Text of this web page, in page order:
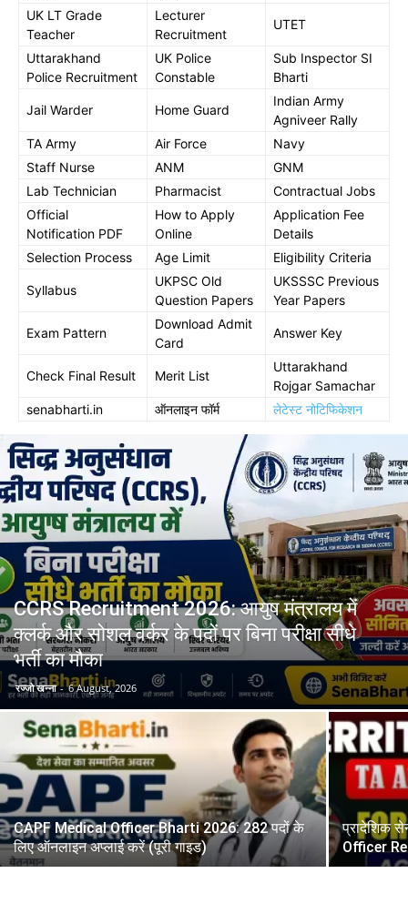
UK LT Grade
Teacher
Lecturer
Recruitment
UTET
Uttarakhand
Police Recruitment
UK Police
Constable
Sub Inspector SI
Bharti
Jail Warder Home Guard
Indian Army
Agniveer Rally
TA Army
Air Force
Navy
Staff Nurse
ANM
GNM
Lab Technician
Pharmacist
Contractual Jobs
Official
Notification PDF
How to Apply
Online
Application Fee
Details
Selection Process
Age Limit Eligibility Criteria
Syllabus
UKPSC Old
Question Papers
UKSSSC Previous
Year Papers
Exam Pattern
Download Admit
Card
Answer Key
Check Final Result Merit List
Uttarakhand
Rojgar Samachar
senabharti.in
ऑनलाइन फॉर्म लेटेस्ट नोटिफिकेशन
CCRS Recruitment 2026: आयुष मंत्रालय में
क्लर्क और सोशल वर्कर के पदों पर बिना परीक्षा सीधे
भर्ती का मौका
रज्जो खन्ना - 6 August, 2026
CAPF Medical Officer Bharti 2026: 282 पदों के
लिए ऑनलाइन अप्लाई करें (पूरी गाइड)
प्रादेशिक
Officer